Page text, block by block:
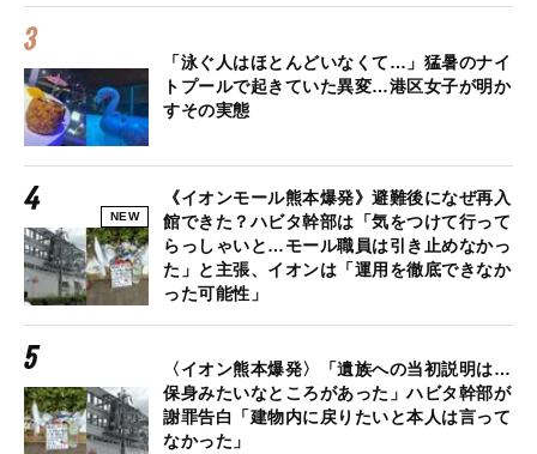
「泳ぐ人はほとんどいなくて…」猛暑のナイ
トプールで起きていた異変…港区女子が明か
すその実態
NEW
《イオンモール熊本爆発》避難後になぜ再入
館できた？ハビタ幹部は「気をつけて行って
らっしゃいと…モール職員は引き止めなかっ
た」と主張、イオンは「運用を徹底できなか
った可能性」
〈イオン熊本爆発〉「遺族への当初説明は…
保身みたいなところがあった」ハビタ幹部が
謝罪告白「建物内に戻りたいと本人は言って
なかった」